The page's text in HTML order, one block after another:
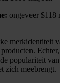
ongeveer $118
merkidentiteit
populariteit
zich meebrengt.